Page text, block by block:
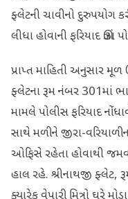
ફ્લેટની ચાવીનો દુરુપયોગ
લીધા હોવાની ફરિયાદ ઊંઝા
પ્રાપ્ત માહિતી અનુસાર મૂળ
ફ્લેટના રૂમ નંબર 301માં
મામલે પોલીસ ફરિયાદ
સાથે મળીને જીરા-
ઓફિસે રહેતા હોવાથી
હાલ રહે. શ્રીનાથજી ફ્લેટ,